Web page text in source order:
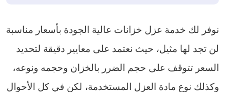
نوفر لك خدمة عزل خزانات عالية الجودة بأسعار مناسبة
لن تجد لها مثيل، حيث نعتمد على معايير دقيقة لتحديد
السعر تتوقف على حجم الضرر بالخزان وحجمه ونوعه،
وكذلك نوع مادة العزل المستخدمة، لكن في كل الأحوال